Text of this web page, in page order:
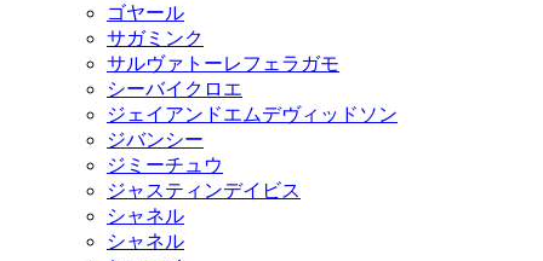
ゴヤール
サガミンク
サルヴァトーレフェラガモ
シーバイクロエ
ジェイアンドエムデヴィッドソン
ジバンシー
ジミーチュウ
ジャスティンデイビス
シャネル
シャネル